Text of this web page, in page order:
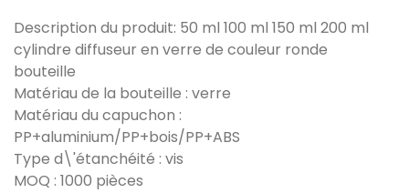
Description du produit: 50 ml 100 ml 150 ml 200 ml
cylindre diffuseur en verre de couleur ronde
bouteille
Matériau de la bouteille : verre
Matériau du capuchon :
PP+aluminium/PP+bois/PP+ABS
Type d\'étanchéité : vis
MOQ : 1000 pièces